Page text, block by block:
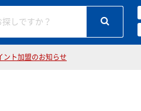
しですか？
ント加盟のお知らせ